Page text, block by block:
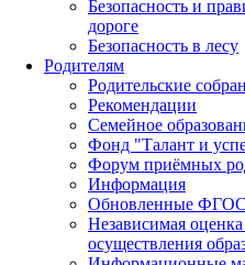
Безопасность и
дороге
Безопасность в лесу
Родителям
Родительские
Рекомендации
Семейное
Фонд "Талант и
Форум приёмных
Информация
Обновленные ФГОС
Независимая оценка
осуществления